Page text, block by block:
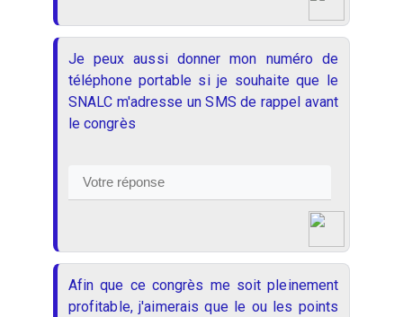
Je peux aussi donner mon numéro de
téléphone portable si je souhaite que le
SNALC m'adresse un SMS de rappel avant
le congrès
Afin que ce congrès me soit pleinement
profitable, j'aimerais que le ou les points